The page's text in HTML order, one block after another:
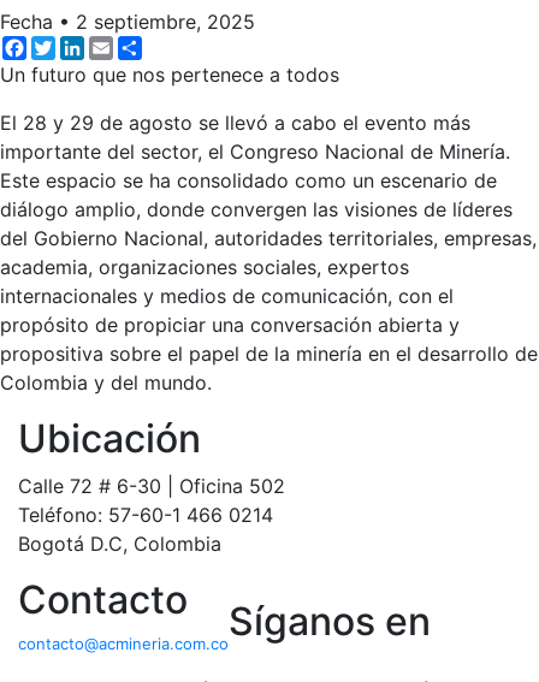
Fecha • 2 septiembre, 2025
Facebook
TwitterLinkedIn
Email
Un futuro que nos pertenece a todos
El 28 y 29 de agosto se llevó a cabo el evento más
importante del sector, el Congreso Nacional de Minería.
Este espacio se ha consolidado como un escenario de
diálogo amplio, donde convergen las visiones de líderes
del Gobierno Nacional, autoridades territoriales, empresas,
academia, organizaciones sociales, expertos
internacionales y medios de comunicación, con el
propósito de propiciar una conversación abierta y
propositiva sobre el papel de la minería en el desarrollo de
Colombia y del mundo.
Ubicación
Calle 72 # 6-30 | Oficina 502
Teléfono: 57-60-1 466 0214
Bogotá D.C, Colombia
Contacto
contacto@acmineria.com.coSíganos en